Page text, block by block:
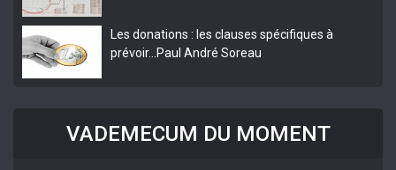
Les donations : les clauses spécifiques à
prévoir…
Paul André Soreau
VADEMECUM DU MOMENT